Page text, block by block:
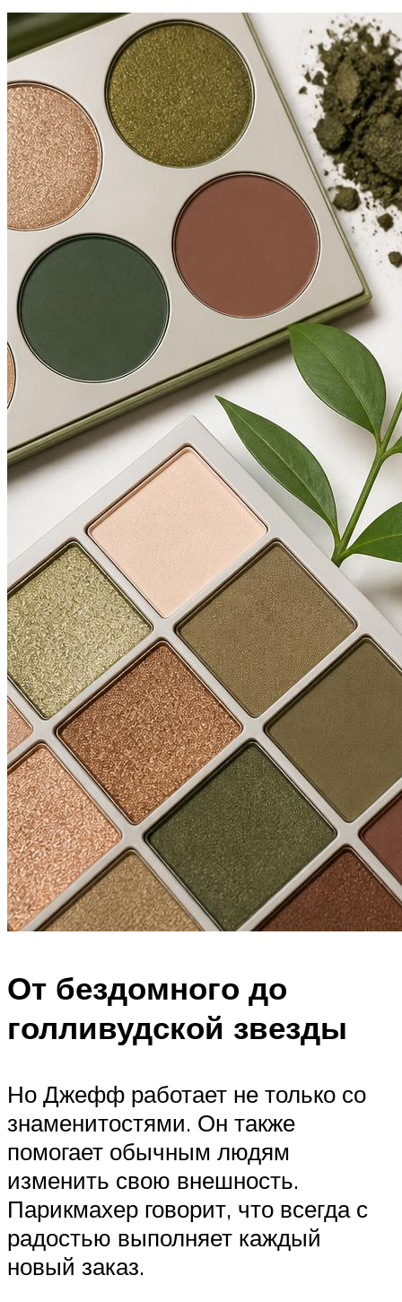
От бездомного до
голливудской звезды
Но Джефф работает не только со
знаменитостями. Он также
помогает обычным людям
изменить свою внешность.
Парикмахер говорит, что всегда с
радостью выполняет каждый
новый заказ.